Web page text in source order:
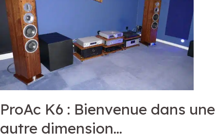
ProAc K6 : Bienvenue dans une
autre dimension…